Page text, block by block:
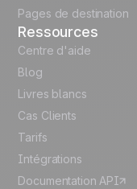
Pages de destination
Ressources
Centre d'aide
Blog
Livres blancs
Cas Clients
Tarifs
Intégrations
Documentation API